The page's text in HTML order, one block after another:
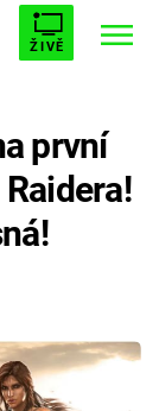
ŽIVĚ
první